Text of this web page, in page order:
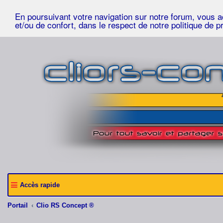
En poursuivant votre navigation sur notre forum, vous
et/ou de confort, dans le respect de notre politique de
Accès rapide
Portail Clio RS Concept ®